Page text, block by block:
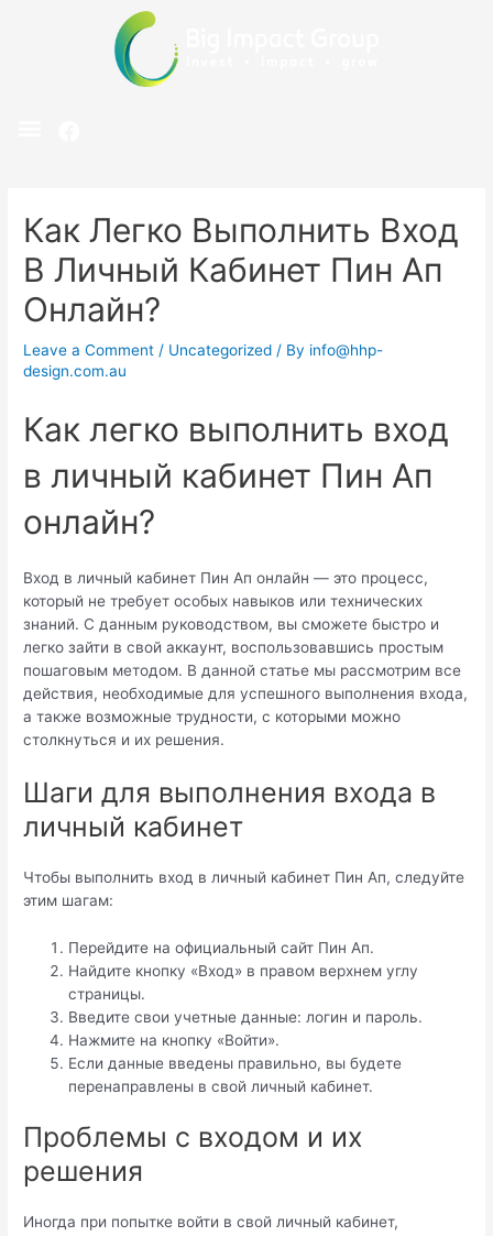
Как Легко Выполнить Вход
В Личный Кабинет Пин Ап
Онлайн?
Leave a Comment / Uncategorized / By info@hhp-
design.com.au
Как легко выполнить вход
в личный кабинет Пин Ап
онлайн?
Вход в личный кабинет Пин Ап онлайн — это процесс,
который не требует особых навыков или технических
знаний. С данным руководством, вы сможете быстро и
легко зайти в свой аккаунт, воспользовавшись простым
пошаговым методом. В данной статье мы рассмотрим все
действия, необходимые для успешного выполнения входа,
а также возможные трудности, с которыми можно
столкнуться и их решения.
Шаги для выполнения входа в
личный кабинет
Чтобы выполнить вход в личный кабинет Пин Ап, следуйте
этим шагам:
Перейдите на официальный сайт Пин Ап.
Найдите кнопку «Вход» в правом верхнем углу
страницы.
Введите свои учетные данные: логин и пароль.
Нажмите на кнопку «Войти».
Если данные введены правильно, вы будете
перенаправлены в свой личный кабинет.
Проблемы с входом и их
решения
Иногда при попытке войти в свой личный кабинет,